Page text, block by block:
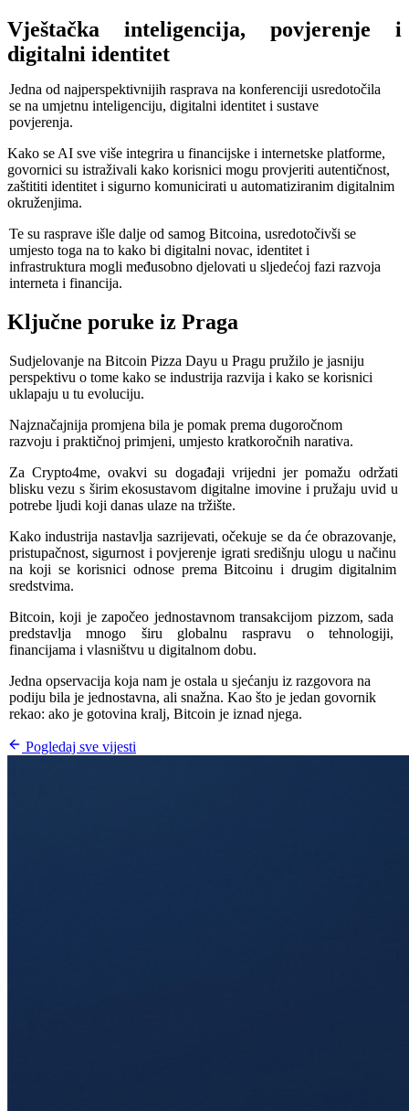
Vještačka inteligencija, povjerenje i
digitalni identitet
Jedna od najperspektivnijih rasprava na konferenciji usredotočila
se na umjetnu inteligenciju, digitalni identitet i sustave
povjerenja.
Kako se AI sve više integrira u financijske i internetske platforme,
govornici su istraživali kako korisnici mogu provjeriti autentičnost,
zaštititi identitet i sigurno komunicirati u automatiziranim digitalnim
okruženjima.
Te su rasprave išle dalje od samog Bitcoina, usredotočivši se
umjesto toga na to kako bi digitalni novac, identitet i
infrastruktura mogli međusobno djelovati u sljedećoj fazi razvoja
interneta i financija.
Ključne poruke iz Praga
Sudjelovanje na Bitcoin Pizza Dayu u Pragu pružilo je jasniju
perspektivu o tome kako se industrija razvija i kako se korisnici
uklapaju u tu evoluciju.
Najznačajnija promjena bila je pomak prema dugoročnom
razvoju i praktičnoj primjeni, umjesto kratkoročnih narativa.
Za Crypto4me, ovakvi su događaji vrijedni jer pomažu održati
blisku vezu s širim ekosustavom digitalne imovine i pružaju uvid u
potrebe ljudi koji danas ulaze na tržište.
Kako industrija nastavlja sazrijevati, očekuje se da će obrazovanje,
pristupačnost, sigurnost i povjerenje igrati središnju ulogu u načinu
na koji se korisnici odnose prema Bitcoinu i drugim digitalnim
sredstvima.
Bitcoin, koji je započeo jednostavnom transakcijom pizzom, sada
predstavlja mnogo širu globalnu raspravu o tehnologiji,
financijama i vlasništvu u digitalnom dobu.
Jedna opservacija koja nam je ostala u sjećanju iz razgovora na
podiju bila je jednostavna, ali snažna. Kao što je jedan govornik
rekao: ako je gotovina kralj, Bitcoin je iznad njega.
Pogledaj sve vijesti